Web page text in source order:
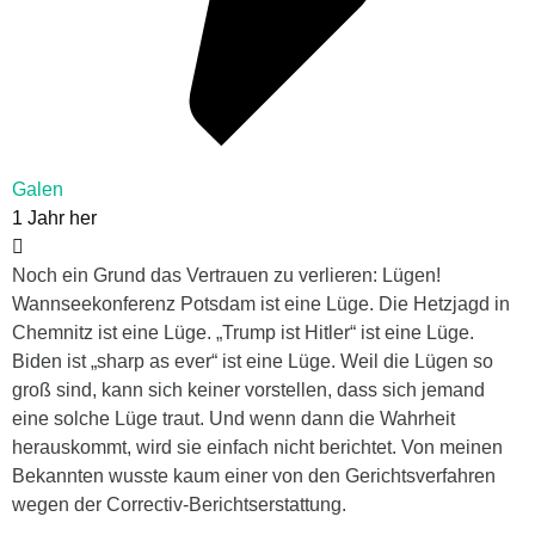
Galen
1 Jahr her
Noch ein Grund das Vertrauen zu verlieren: Lügen!
Wannseekonferenz Potsdam ist eine Lüge. Die Hetzjagd in
Chemnitz ist eine Lüge. „Trump ist Hitler“ ist eine Lüge.
Biden ist „sharp as ever“ ist eine Lüge. Weil die Lügen so
groß sind, kann sich keiner vorstellen, dass sich jemand
eine solche Lüge traut. Und wenn dann die Wahrheit
herauskommt, wird sie einfach nicht berichtet. Von meinen
Bekannten wusste kaum einer von den Gerichtsverfahren
wegen der Correctiv-Berichtserstattung.